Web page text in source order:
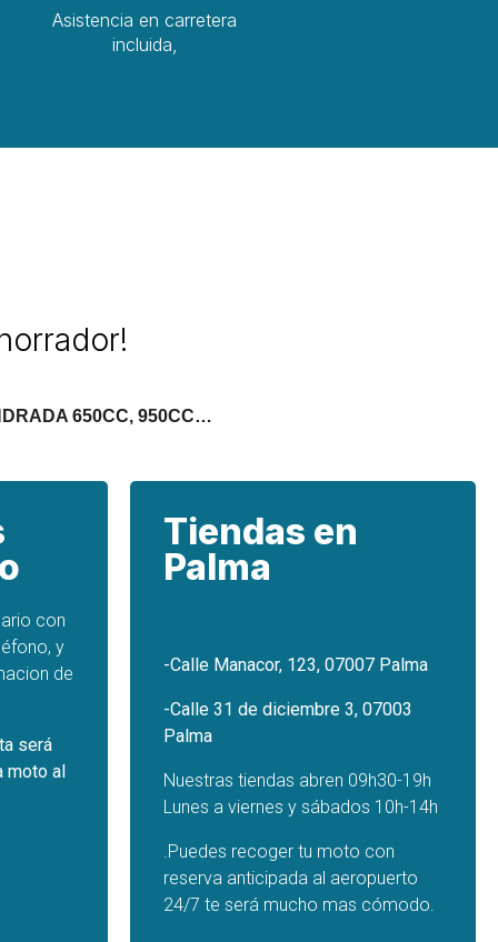
Asistencia en carretera
incluida,
650CC, 950CC…
con
y
de
será
moto al
Tiendas en
Palma
-Calle Manacor, 123, 07007 Palma
-Calle 31 de diciembre 3, 07003
Palma
Nuestras tiendas abren 09h30-19h
Lunes a viernes y sábados 10h-14h
.Puedes recoger tu moto con
reserva anticipada al aeropuerto
24/7 te será mucho mas cómodo.